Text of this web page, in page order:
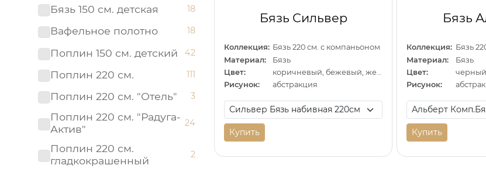
Бязь 150 см. детская 18
Вафельное полотно 18
Поплин 150 см. детский 42
Поплин 220 см. 111
Поплин 220 см. "Отель" 3
Поплин 220 см. "Радуга-
Актив"
24
Поплин 220 см.
гладкокрашенный
2
Бязь Сильвер
Коллекция: Бязь 220 см. с компаньоном
Материал:
Бязь
Цвет:
Рисунок:
абстракция
Купить
Бязь
Коллекция: Бязь
Материал:
Бязь
Цвет:
Рисунок:
Купить